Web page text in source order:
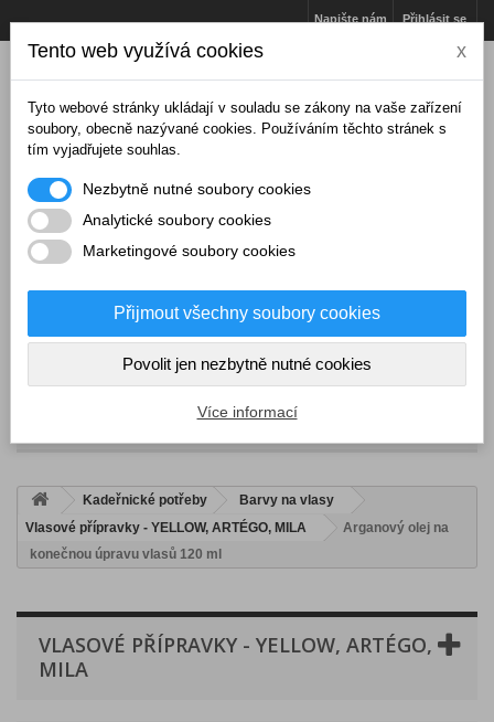
Přihlásit se
Napište nám
Košík (prázdný)
Kadeřnické potřeby
Barvy na vlasy
Vlasové přípravky - YELLOW, ARTÉGO, MILA
Arganový olej na
konečnou úpravu vlasů 120 ml
VLASOVÉ PŘÍPRAVKY - YELLOW, ARTÉGO,
MILA
Tento web využívá cookies x
Tyto webové stránky ukládají v souladu se zákony na vaše zařízení
soubory, obecně nazývané cookies. Používáním těchto stránek s
tím vyjadřujete souhlas.
Nezbytně nutné soubory cookies
Analytické soubory cookies
Marketingové soubory cookies
Přijmout všechny soubory cookies
Povolit jen nezbytně nutné cookies
Více informací